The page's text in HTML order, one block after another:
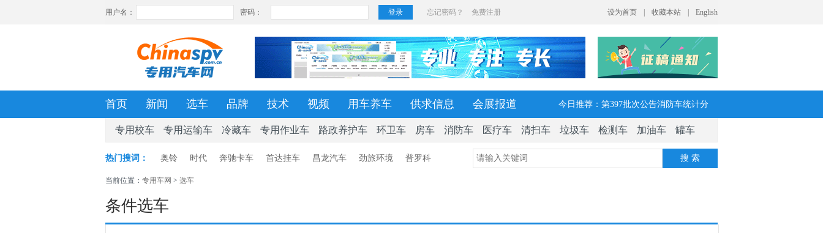
首页 新闻 选车 品牌 技术 视频 用车养车 供求信息 会展报道 今日推荐：第397批次公告消防车统计分
析：公示企业达21家11种车型，水罐、器
专用校车 专用运输车 冷藏车 专用作业车 路政养护车 环卫车 房车 消防车 医疗车 清扫车 垃圾车 检测车 加油车 罐车
热门搜词： 奥铃 时代 奔驰卡车 首达挂车 昌龙汽车 劲旅环境 普罗科 搜 索
当前位置： 专用车网 > 选车
条件选车